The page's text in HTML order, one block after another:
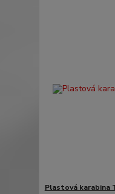
Plastová karabina